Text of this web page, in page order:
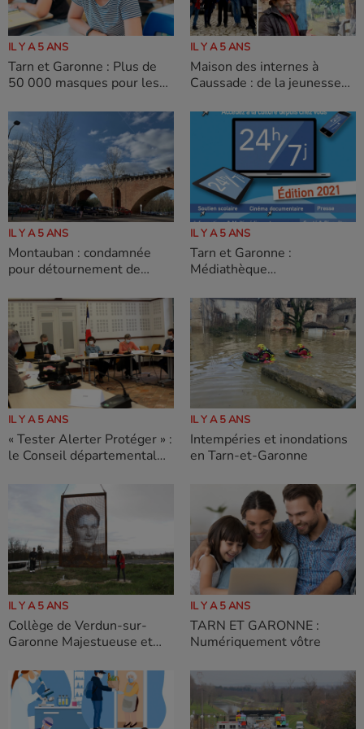
IL Y A 5 ANS
Tarn et Garonne : Plus de
50 000 masques pour les
IL Y A 5 ANS
Maison des internes à
Caussade : de la jeunesse
historique
IL Y A 5 ANS
Montauban : condamnée
pour détournement de
Barèges perd tous ses
mandats
IL Y A 5 ANS
Tarn et Garonne :
Médiathèque
proche grâce aux ressources
numériques en ligne
IL Y A 5 ANS
« Tester Alerter Protéger » :
le Conseil départemental
progression de l’épidémie
IL Y A 5 ANS
Intempéries et inondations
en Tarn-et-Garonne
IL Y A 5 ANS
Collège de Verdun-sur-
Garonne Majestueuse et
IL Y A 5 ANS
TARN ET GARONNE :
Numériquement vôtre